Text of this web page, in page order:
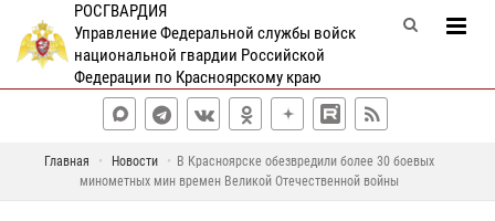
РОСГВАРДИЯ
Управление Федеральной службы войск
национальной гвардии Российской
Федерации по Красноярскому краю
Главная Новости
В Красноярске обезвредили более 30 боевых
минометных мин времен Великой Отечественной войны